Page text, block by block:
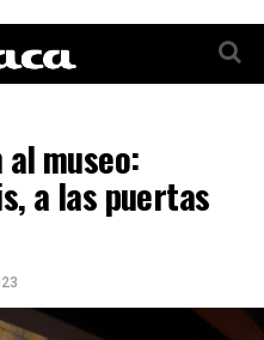
museo:
a las puertas